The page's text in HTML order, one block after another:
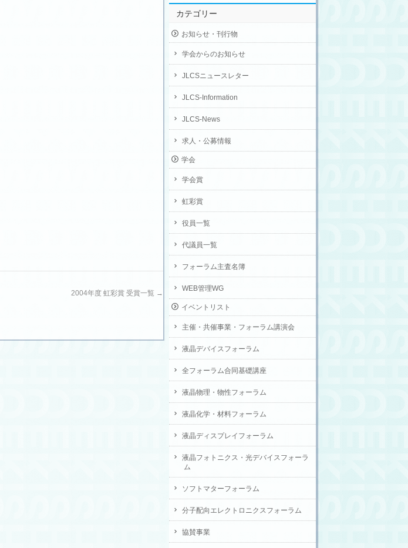
2004年度 虹彩賞 受賞一覧 →
カテゴリー
お知らせ・刊行物
学会からのお知らせ
JLCSニュースレター
JLCS-Information
JLCS-News
求人・公募情報
学会
学会賞
虹彩賞
役員一覧
代議員一覧
フォーラム主査名簿
WEB管理WG
イベントリスト
主催・共催事業・フォーラム講演会
液晶デバイスフォーラム
全フォーラム合同基礎講座
液晶物理・物性フォーラム
液晶化学・材料フォーラム
液晶ディスプレイフォーラム
液晶フォトニクス・光デバイスフォーラ
ム
ソフトマターフォーラム
分子配向エレクトロニクスフォーラム
協賛事業